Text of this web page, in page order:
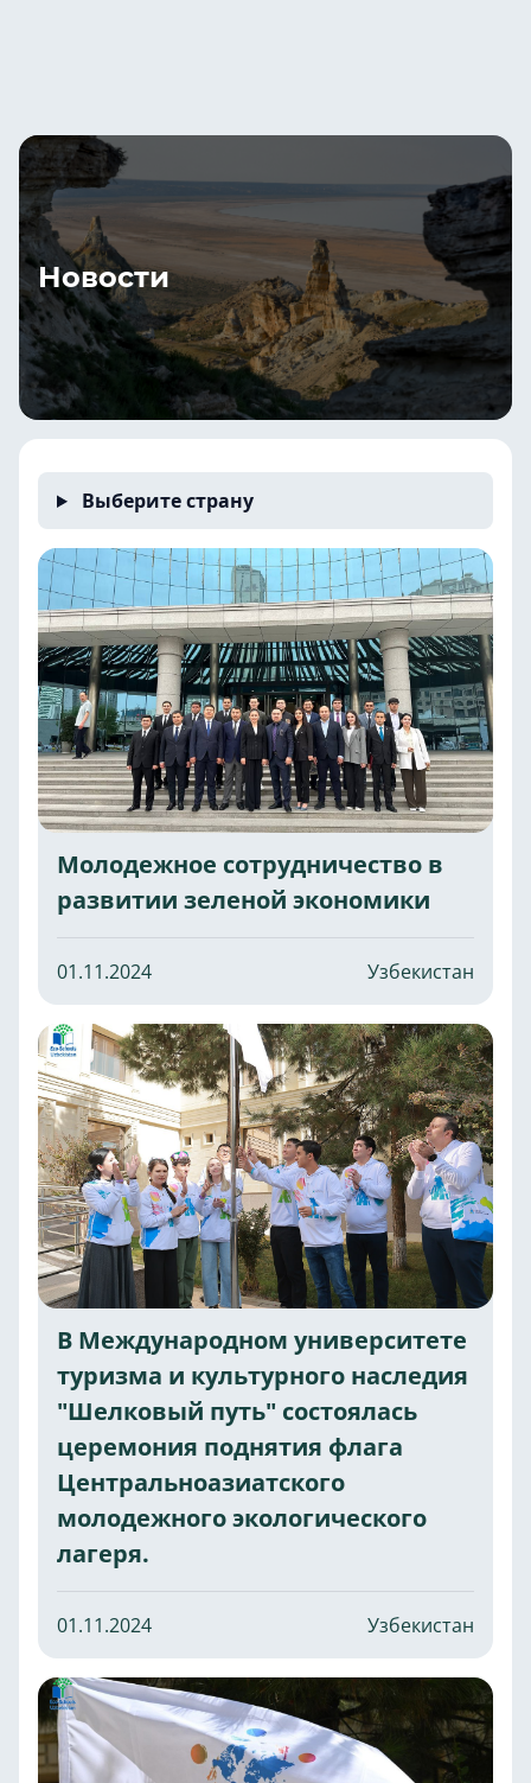
Новости
Выберите страну
Молодежное сотрудничество в
развитии зеленой экономики
01.11.2024 Узбекистан
В Международном университете
туризма и культурного наследия
"Шелковый путь" состоялась
церемония поднятия флага
Центральноазиатского
молодежного экологического
лагеря.
01.11.2024 Узбекистан